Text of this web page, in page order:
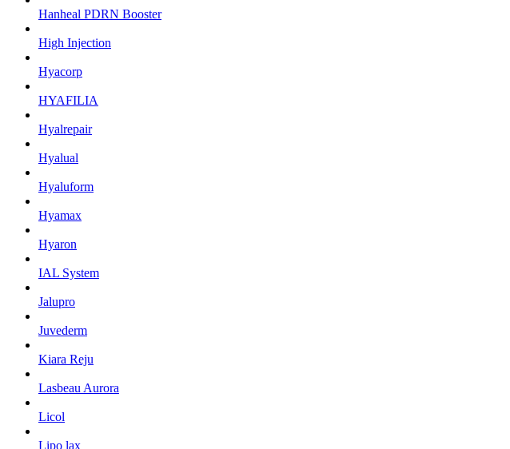
Hanheal PDRN Booster
High Injection
Hyacorp
HYAFILIA
Hyalrepair
Hyalual
Hyaluform
Hyamax
Hyaron
IAL System
Jalupro
Juvederm
Kiara Reju
Lasbeau Aurora
Licol
Lipo lax